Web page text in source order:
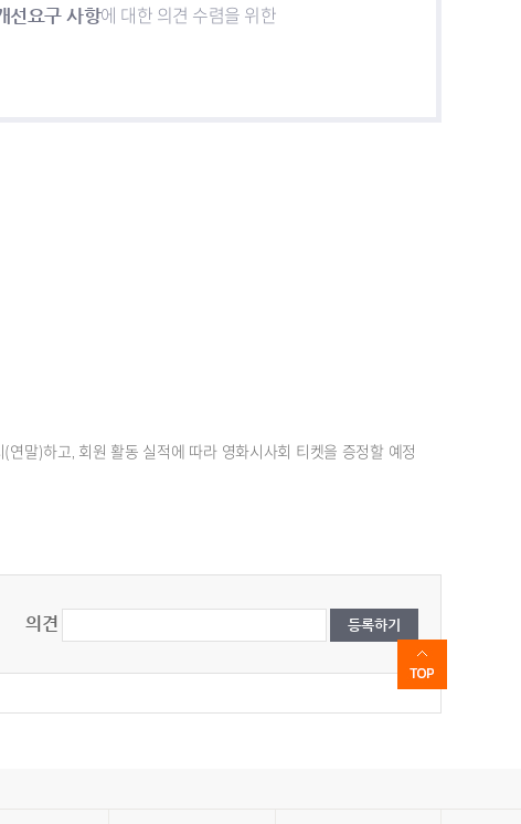
선요구 사항에 대한 의견 수렴을 위한
말)하고, 회원 활동 실적에 따라 영화시사회 티켓을 증정할 예정
의견